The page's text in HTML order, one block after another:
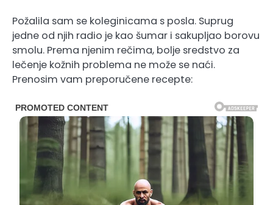
Požalila sam se koleginicama s posla. Suprug
jedne od njih radio je kao šumar i sakupljao borovu
smolu. Prema njenim rečima, bolje sredstvo za
lečenje kožnih problema ne može se naći.
Prenosim vam preporučene recepte: